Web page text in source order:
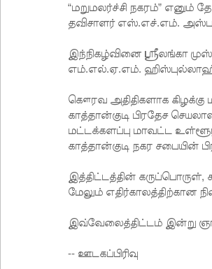
“மறுமலர்ச்சி நகரம்” எனும்
தவிசாளர் எஸ்.எச்.எம்.
இந்நிகழ்வினை ஸ்ரீலங்கா
எம்.எல்.ஏ.எம்.
கௌரவ அதிதிகளாக
காத்தான்குடி பிரதேச
மட்டக்களப்பு மாவட்ட
காத்தான்குடி நகர
இத்திட்டத்தின் கருப்பொருள்,
மேலும் எதிர்காலத்திற்கான
இவ்வேலைத்திட்டம் இன்று
-- ஊடகப்பிரிவு